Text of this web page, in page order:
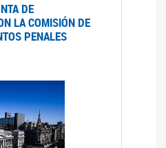
DE
LA COMISIÓN DE
PENALES